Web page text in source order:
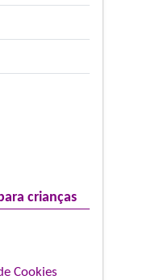
crianças
Cookies